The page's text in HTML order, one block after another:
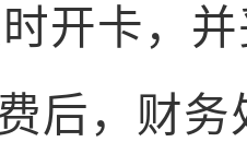
开卡，
后，财务